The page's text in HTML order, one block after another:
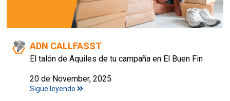
ADN CALLFASST
El talón de Aquiles de tu campaña en El Buen Fin
20 de November, 2025
Sigue leyendo